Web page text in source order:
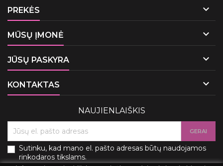
PREKĖS 
MŪSŲ ĮMONĖ 
JŪSŲ PASKYRA 
KONTAKTAS 
NAUJIENLAIŠKIS
Sutinku, kad mano el. pašto adresas būtų naudojamos
rinkodaros tikslams.